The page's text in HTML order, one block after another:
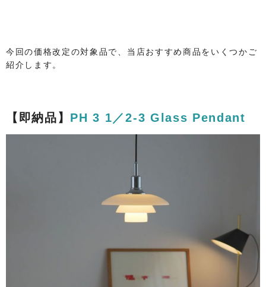
今回の価格改定の対象品で、当店おすすめ商品をいくつかご
紹介します。
【即納品】 PH 3 1／2-3 Glass Pendant